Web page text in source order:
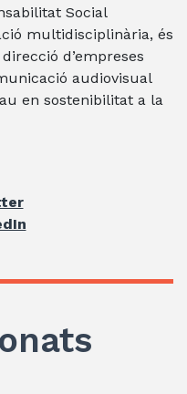
Social
multidisciplinària, és
d’empreses
audiovisual
en sostenibilitat a la